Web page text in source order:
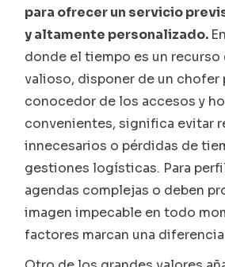
para ofrecer un servicio
y altamente personalizado.
donde el tiempo es un recurso
valioso, disponer de un chofer
conocedor de los accesos y
convenientes, significa evitar
innecesarios o pérdidas de
gestiones logísticas. Para
agendas complejas o deben
imagen impecable en todo
factores marcan una diferencia